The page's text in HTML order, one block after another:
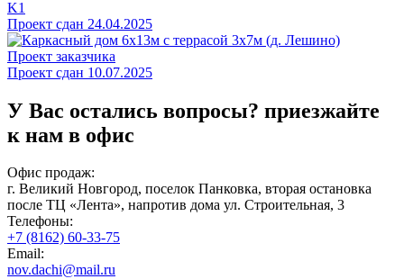
K1
Проект сдан 24.04.2025
Проект заказчика
Проект сдан 10.07.2025
У Вас остались вопросы? приезжайте
к нам в офис
Офис продаж:
г. Великий Новгород, поселок Панковка, вторая остановка
после ТЦ «Лента», напротив дома ул. Строительная, 3
Телефоны:
+7 (8162) 60-33-75
Email:
nov.dachi@mail.ru